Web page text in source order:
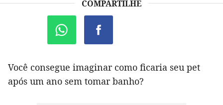
COMPARTILHE
Você consegue imaginar como ficaria seu pet
após um ano sem tomar banho?